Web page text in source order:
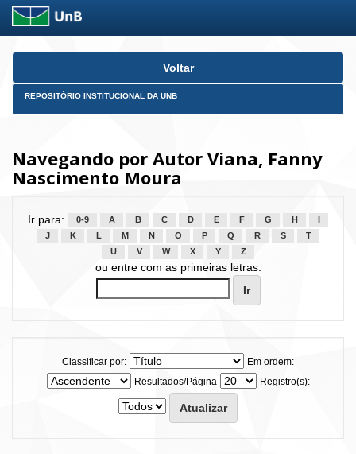
Skip
Voltar
REPOSITÓRIO INSTITUCIONAL DA UNB
Navegando por Autor Viana, Fanny
Nascimento Moura
Ir para: 0-9 A B C D E F G H
J
K L M N O P Q R S
T
U
V W X Y Z
ou entre com as primeiras letras:
Classificar por:
Em ordem:
Resultados/Página
Registro(s):